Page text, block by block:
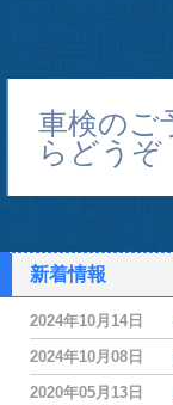
車検のご
らどうぞ
新着情報
2024年10月14日
2024年10月08日
2020年05月13日